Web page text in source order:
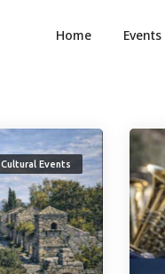
Home Events
Cultural Events